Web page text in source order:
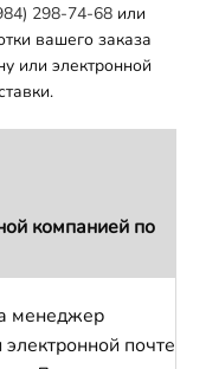
298-74-68 или
вашего заказа
или электронной
компанией по
менеджер
почте